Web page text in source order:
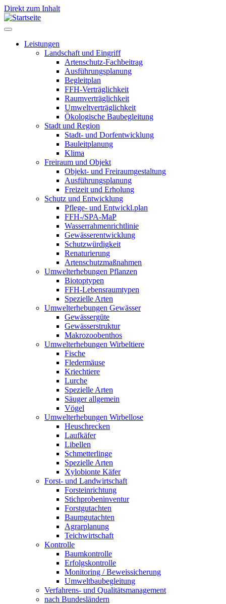
Direkt zum Inhalt
Leistungen
Leistungen
Landschaft und Eingriff
Artenschutz-Fachbeitrag
Ausführungsplanung
Begleitplan
FFH-Verträglichkeit
Raumverträglichkeit
Umweltverträglichkeit
Ökologische Baubegleitung
Stadt und Region
Stadt- und Dorfentwicklung
Bauleitplanung
Klima
Freiraum und Objekt
Objekt- und Freiraumgestaltung
Ausführungsplanung
Freizeit und Erholung
Schutz und Entwicklung
Pflege- und Entwickl.plan
FFH-/SPA-MaP
Wasserrahmenrichtlinie
Gewässerentwicklung
Schutzwürdigkeit
Renaturierung
Artenschutzmaßnahmen
Umwelterhebungen Pflanzen
Biotoptypen
FFH-Lebensraumtypen
Spezielle Arten
Umwelterhebungen Gewässer
Gewässergüte
Gewässerstruktur
Makrozoobenthos
Umwelterhebungen Wirbeltiere
Fische
Fledermäuse
Kriechtiere
Lurche
Spezielle Arten
Säuger allgemein
Vögel
Umwelterhebungen Wirbellose
Heuschrecken
Laufkäfer
Libellen
Schmetterlinge
Spezielle Arten
Xylobionte Käfer
Forst- und Landwirtschaft
Forsteinrichtung
Stichprobeninventur
Forstgutachten
Baumgutachten
Agrarplanung
Teichwirtschaft
Kontrolle
Baumkontrolle
Erfolgskontrolle
Monitoring / Beweissicherung
Umweltbaubegleitung
Verfahrens- und Qualitätsmanagement
nach Bundesländern